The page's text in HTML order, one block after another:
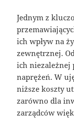
Jednym z
ich wpływ na
zewnętrznej.
ich niezależnej
naprężeń. W
niższe koszty
zarówno dla
zarządców